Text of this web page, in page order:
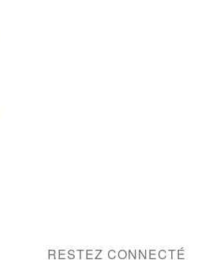
RESTEZ CONNECTÉ